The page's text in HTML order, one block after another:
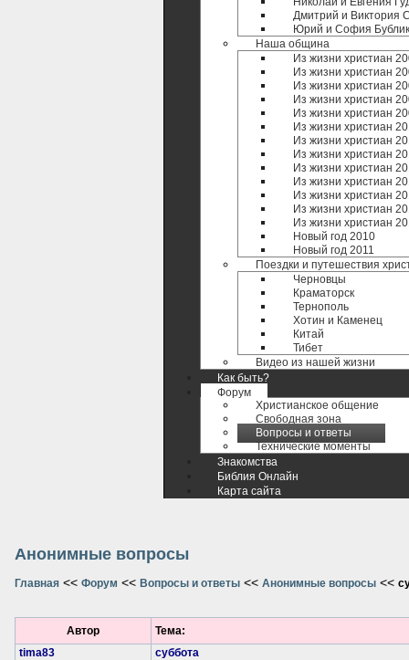
Дмитрий и Виктория
Юрий и София Бублик
Наша община
Из жизни христиан
Из жизни христиан
Из жизни христиан
Из жизни христиан
Из жизни христиан
Из жизни христиан
Из жизни христиан
Из жизни христиан
Из жизни христиан
Из жизни христиан
Из жизни христиан
Из жизни христиан
Из жизни христиан
Новый год 2010
Новый год 2011
Поездки и путешествия
Черновцы
Краматорск
Тернополь
Хотин и Каменец
Китай
Тибет
Видео из нашей жизни
Как быть?
Форум
Христианское общение
Свободная зона
Вопросы и ответы
Технические моменты
Знакомства
Библия Онлайн
Карта сайта
Анонимные вопросы
Главная << Форум << Вопросы и ответы << Анонимные вопросы <<
Автор
Тема:
tima83
суббота